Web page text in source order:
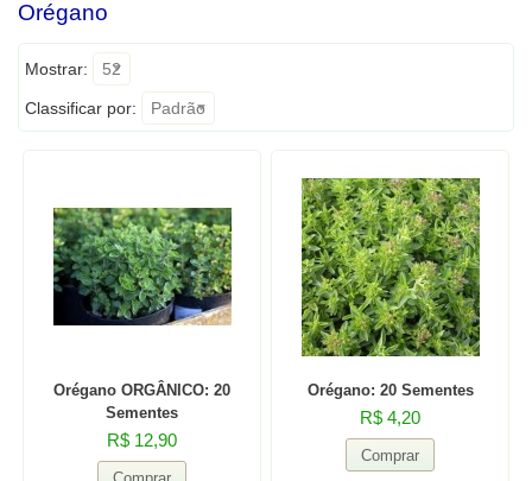
Orégano
Mostrar: 52
Classificar por: Padrão
Orégano ORGÂNICO: 20
Sementes
R$ 12,90
Orégano: 20 Sementes
R$ 4,20